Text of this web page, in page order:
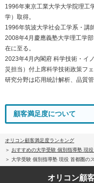
1996年東京工業大学大学院理工
学）取得。
1996年筑波大学社会工学系・講
2008年4月慶應義塾大学理工学
在に至る。
2023年4月内閣府 科学技術・イ
災担当）付上席科学技術政策フェ
研究分野は応用統計解析、品質
顧客満足度について
オリコン顧客満足度ランキング
おすすめの大学受験 個別指導塾 現
大学受験 個別指導塾 現役 首都圏の
オリコン顧